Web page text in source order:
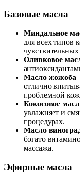
Базовые масла
Миндальное
для всех типов
чувствительных
Оливковое
Масло жожоба
отлично
проблемной
Кокосовое
увлажняет и
процедурах.
Масло
богато
массажа.
Эфирные масла